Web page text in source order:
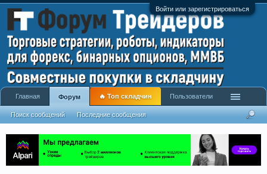
Войти или зарегистрироваться
Главная Форум
Поиск сообщений Последние сообщения
🔥 Топ складчин Пользователи